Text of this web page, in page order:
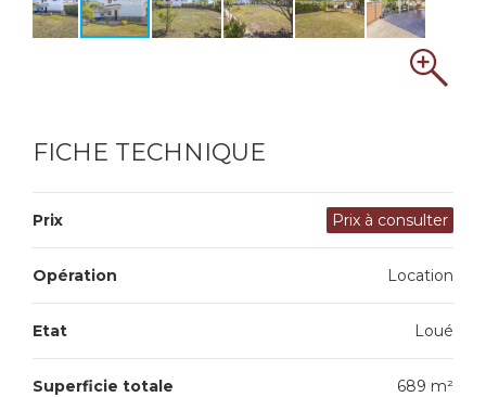
FICHE TECHNIQUE
Prix Prix à consulter
Opération Location
Etat Loué
Superficie totale 689 m²